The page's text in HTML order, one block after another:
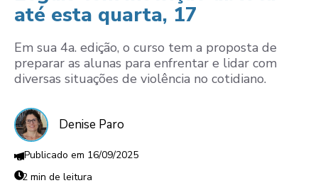
até esta quarta, 17
Em sua 4a. edição, o curso tem a proposta de
preparar as alunas para enfrentar e lidar com
diversas situações de violência no cotidiano.
Denise Paro
16/09/2025
2 min de leitura